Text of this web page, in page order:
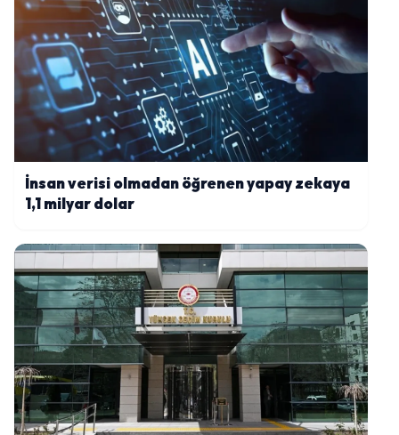
İnsan verisi olmadan öğrenen yapay zekaya
1,1 milyar dolar